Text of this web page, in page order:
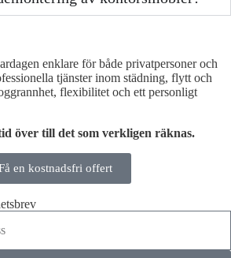
enklare för både privatpersoner och
tjänster inom städning, flytt och
flexibilitet och ett personligt
över till det som verkligen räknas.
en kostnadsfri offert